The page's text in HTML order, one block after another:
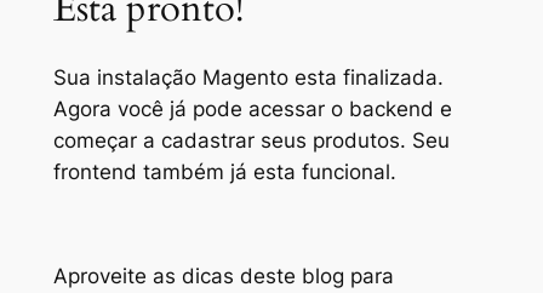
Sua instalação Magento esta finalizada.
Agora você já pode acessar o backend e
começar a cadastrar seus produtos. Seu
frontend também já esta funcional.
Aproveite as dicas deste blog para